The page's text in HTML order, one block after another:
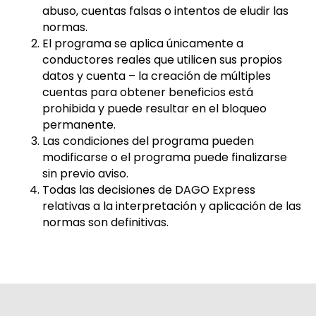
abuso, cuentas falsas o intentos de eludir las
normas.
El programa se aplica únicamente a
conductores reales que utilicen sus propios
datos y cuenta – la creación de múltiples
cuentas para obtener beneficios está
prohibida y puede resultar en el bloqueo
permanente.
Las condiciones del programa pueden
modificarse o el programa puede finalizarse
sin previo aviso.
Todas las decisiones de DAGO Express
relativas a la interpretación y aplicación de las
normas son definitivas.